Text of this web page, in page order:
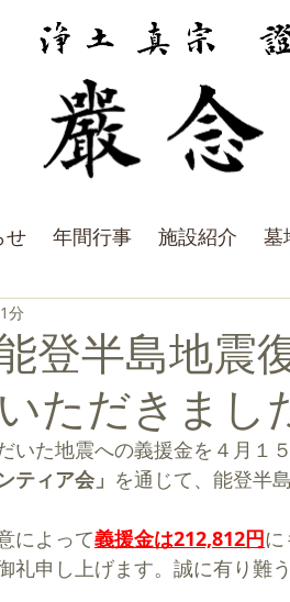
せ 年間行事 施設紹介 墓
登半島地震
ただきまし
分
いた地震への義援金を４月１
ティア会」 を通じて、能登半
によって義援金は212,812円に
礼申し上げます。誠に有り難